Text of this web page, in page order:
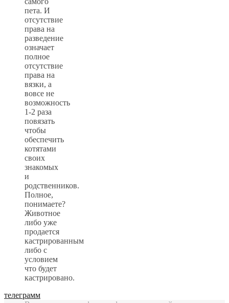
пета. И
отсутствие
права на
разведение
означает
полное
отсутствие
права на
вязки, а
вовсе не
возможность
1-2 раза
повязать
чтобы
обеспечить
котятами
своих
знакомых
и
родственников.
Полное,
понимаете?
Животное
либо уже
продается
кастрированным
либо с
условием
что будет
кастрировано.
телеграмм